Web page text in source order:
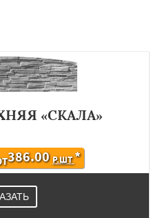
«СКАЛА»
386.00 Р.ШТ*